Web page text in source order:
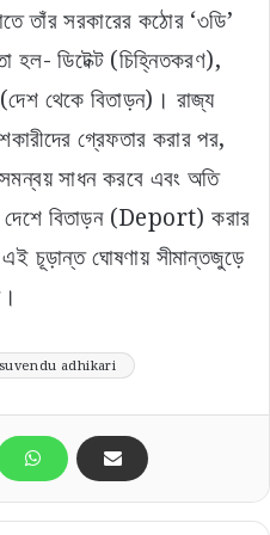
তাঁর সরকারের কঠোর ‘৩ডি’
হল- ডিটেক্ট (চিহ্নিতকরণ),
থেকে বিতাড়ন)। রাজ্য
গ্রেফতার করার পর,
সাধন করবে এবং অতি
দেশে বিতাড়ন (Deport) করার
চূড়ান্ত ঘোষণায় সীমান্তজুড়ে
suvendu adhikari